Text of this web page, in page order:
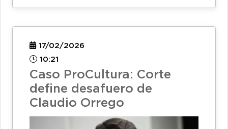
17/02/2026
10:21
Caso ProCultura: Corte
define desafuero de
Claudio Orrego